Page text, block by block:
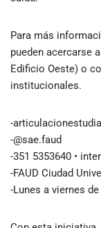
Para más
pueden acercarse
Edificio Oeste) o
institucionales.
-
-@sae.faud
-351 5353640 •
-FAUD Ciudad
-Lunes a viernes